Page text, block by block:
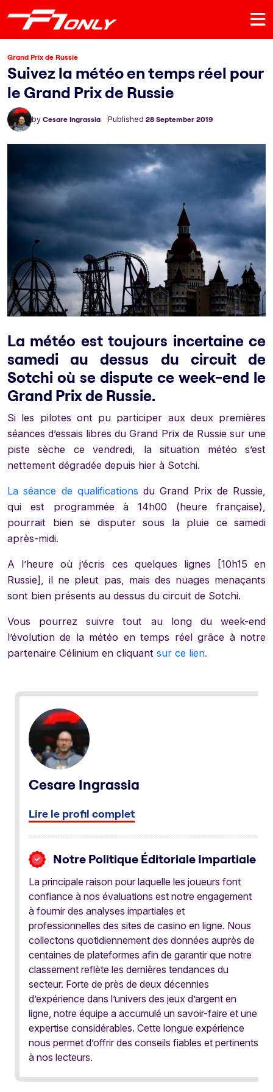
Grand Prix de Russie
Suivez la météo en temps réel pour
le Grand Prix de Russie
by Cesare Ingrassia Published 28 September 2019
La météo est toujours incertaine ce
samedi au dessus du circuit de
Sotchi où se dispute ce week-end le
Grand Prix de Russie.
Si les pilotes ont pu participer aux deux premières
séances d’essais libres du Grand Prix de Russie sur une
piste sèche ce vendredi, la situation météo s’est
nettement dégradée depuis hier à Sotchi.
La séance de qualifications du Grand Prix de Russie,
qui est programmée à 14h00 (heure française),
pourrait bien se disputer sous la pluie ce samedi
après-midi.
A l’heure où j’écris ces quelques lignes [10h15 en
Russie], il ne pleut pas, mais des nuages menaçants
sont bien présents au dessus du circuit de Sotchi.
Vous pourrez suivre tout au long du week-end
l’évolution de la météo en temps réel grâce à notre
partenaire Célinium en cliquant sur ce lien.
Cesare Ingrassia
Lire le profil complet
Notre Politique Éditoriale Impartiale
La principale raison pour laquelle les joueurs font
confiance à nos évaluations est notre engagement
à fournir des analyses impartiales et
professionnelles des sites de casino en ligne. Nous
collectons quotidiennement des données auprès de
centaines de plateformes afin de garantir que notre
classement reflète les dernières tendances du
secteur. Forte de près de deux décennies
d’expérience dans l’univers des jeux d’argent en
ligne, notre équipe a accumulé un savoir-faire et une
expertise considérables. Cette longue expérience
nous permet d’offrir des conseils fiables et pertinents
à nos lecteurs.